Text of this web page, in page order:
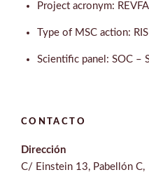
Project acronym:
Type of MSC action:
Scientific panel: SOC –
CONTACTO
Dirección
C/ Einstein 13, Pabellón C,